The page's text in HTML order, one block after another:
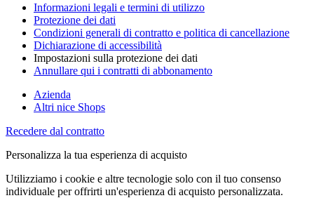
Informazioni legali e termini di utilizzo
Protezione dei dati
Condizioni generali di contratto e politica di cancellazione
Dichiarazione di accessibilità
Impostazioni sulla protezione dei dati
Annullare qui i contratti di abbonamento
Azienda
Altri nice Shops
Recedere dal contratto
Personalizza la tua esperienza di acquisto
Utilizziamo i cookie e altre tecnologie solo con il tuo consenso
individuale per offrirti un'esperienza di acquisto personalizzata.